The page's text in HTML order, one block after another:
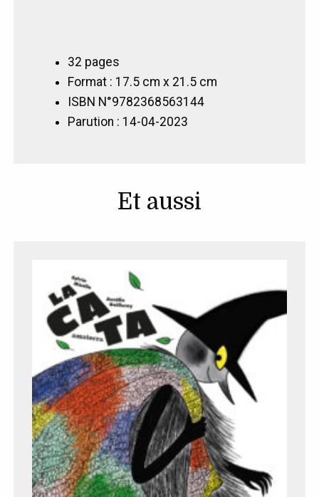
32 pages
Format : 17.5 cm x 21.5 cm
ISBN N°9782368563144
Parution : 14-04-2023
Et aussi